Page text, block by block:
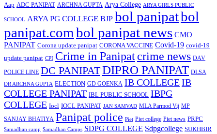
Aap ADC PANIPAT ARCHNA GUPTA Arya College ARYA GIRLS PUBLIC
SCHOOL ARYA PG COLLEGE BJP bol panipatbol
panipat.combol panipat news CMO
PANIPAT Corona update panipat CORONA VACCINE Covid-19 covid-19
update panipat CPI Crime in Panipatcrime news DAV
POLICE LINE DC PANIPATDIPRO PANIPAT DLSA
DR ARCHNA GUPTA ELECTION GD GOENKA IB COLLEGEIB
COLLEGE PANIPAT IBL PUBLIC SCHOOL IBPG
COLLEGE Iocl IOCL PANIPAT JAN SAMVAD MLA Parmod Vij MP
SANJAY BHATIYA Panipat police Piet Piet college Piet news PRPC
Samadhan camp Samadhan Camps SDPG COLLEGE Sdpgcollege SUKHBIR